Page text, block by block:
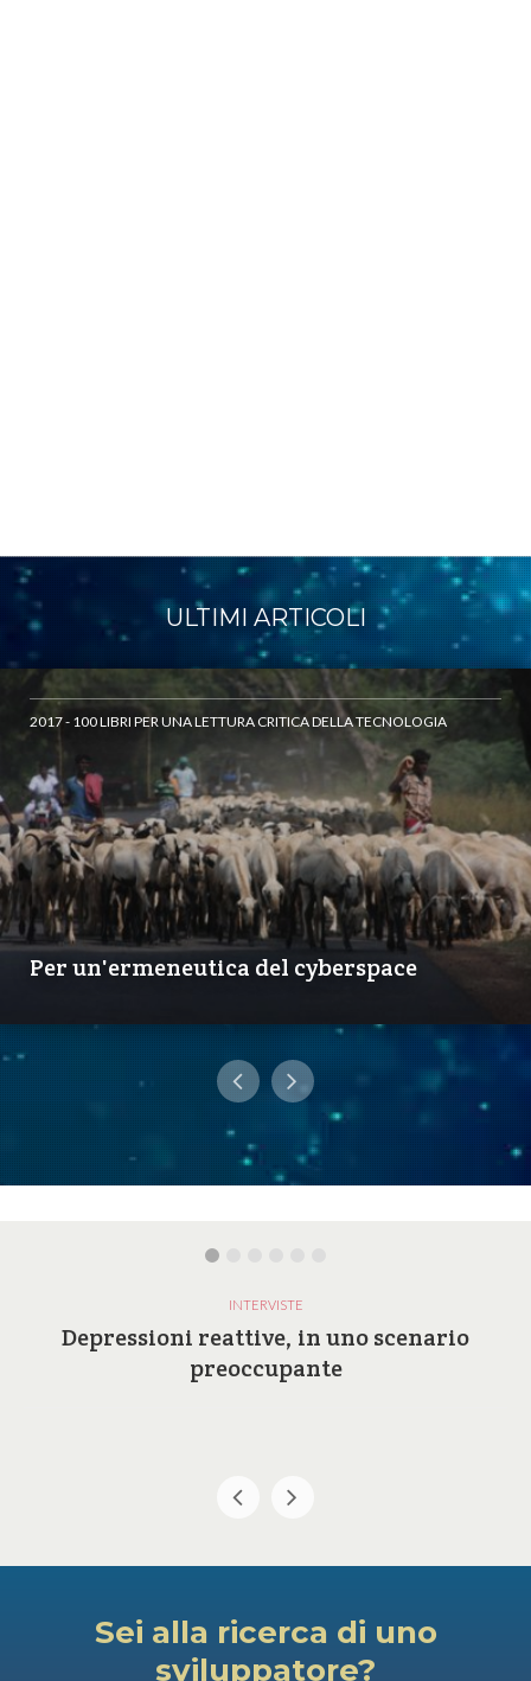
ULTIMI ARTICOLI
2017 - 100 LIBRI PER UNA LETTURA CRITICA DELLA TECNOLOGIA
Per un'ermeneutica del cyberspace
INTERVISTE
Depressioni reattive, in uno scenario
preoccupante
Sei alla ricerca di uno
sviluppatore?